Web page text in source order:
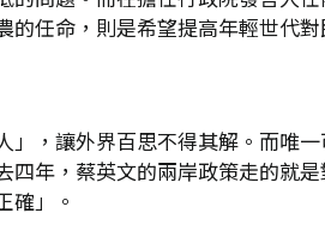
的任命，則是希望提高年輕世代
」，讓外界百思不得其解。而唯
四年，蔡英文的兩岸政策走的就是
確」。